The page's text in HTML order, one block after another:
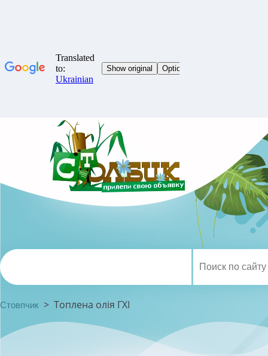
Стовпчик > Топлена олія ГХІ